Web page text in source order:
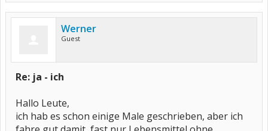
Werner
Guest
Re: ja - ich
Hallo Leute,
ich hab es schon einige Male geschrieben, aber ich